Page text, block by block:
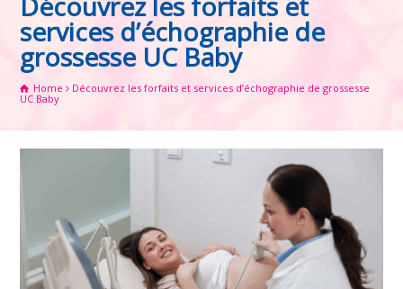
services d’échographie de
grossesse UC Baby
Home
Découvrez les forfaits et services d’échographie de grossesse
UC Baby